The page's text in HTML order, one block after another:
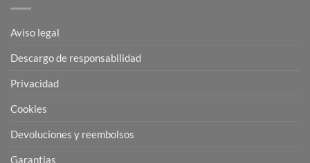
Aviso legal
Descargo de responsabilidad
Privacidad
Cookies
Devoluciones y reembolsos
Garantias